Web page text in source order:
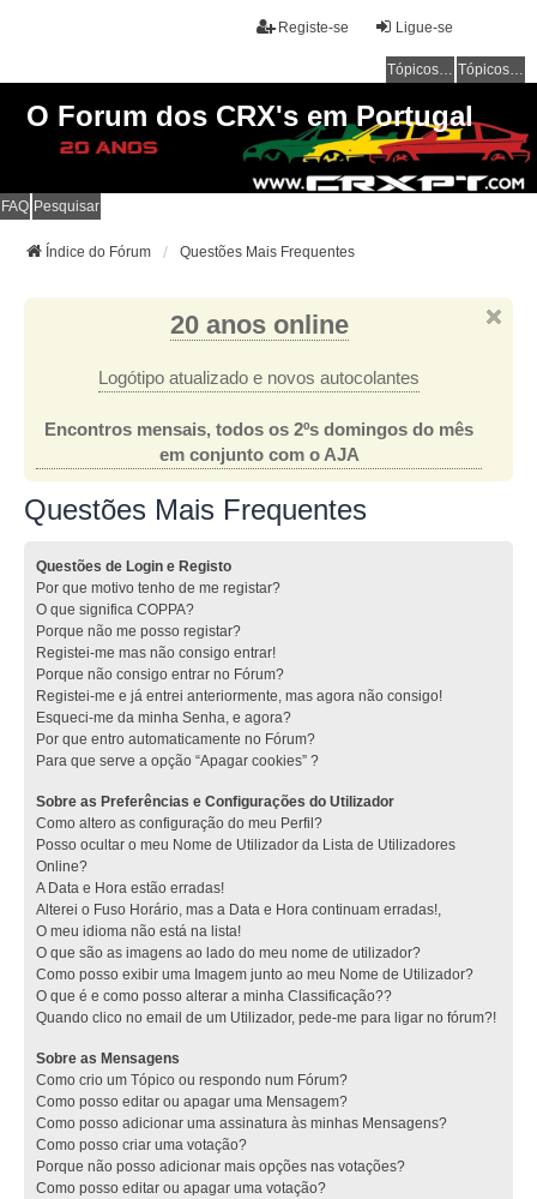
Ligue-se
Registe-se
Tópicos sem resposta Tópicos ativos
O Forum dos CRX's em Portugal
FAQ Pesquisar
Índice do Fórum Questões Mais Frequentes
20 anos online
Logótipo atualizado e novos autocolantes
Encontros mensais, todos os 2ºs domingos do mês
em conjunto com o AJA
Questões Mais Frequentes
Questões de Login e Registo
Por que motivo tenho de me registar?
O que significa COPPA?
Porque não me posso registar?
Registei-me mas não consigo entrar!
Porque não consigo entrar no Fórum?
Registei-me e já entrei anteriormente, mas agora não consigo!
Esqueci-me da minha Senha, e agora?
Por que entro automaticamente no Fórum?
Para que serve a opção “Apagar cookies” ?
Sobre as Preferências e Configurações do Utilizador
Como altero as configuração do meu Perfil?
Posso ocultar o meu Nome de Utilizador da Lista de Utilizadores
Online?
A Data e Hora estão erradas!
Alterei o Fuso Horário, mas a Data e Hora continuam erradas!,
O meu idioma não está na lista!
O que são as imagens ao lado do meu nome de utilizador?
Como posso exibir uma Imagem junto ao meu Nome de Utilizador?
O que é e como posso alterar a minha Classificação??
Quando clico no email de um Utilizador, pede-me para ligar no fórum?!
Sobre as Mensagens
Como crio um Tópico ou respondo num Fórum?
Como posso editar ou apagar uma Mensagem?
Como posso adicionar uma assinatura às minhas Mensagens?
Como posso criar uma votação?
Porque não posso adicionar mais opções nas votações?
Como posso editar ou apagar uma votação?